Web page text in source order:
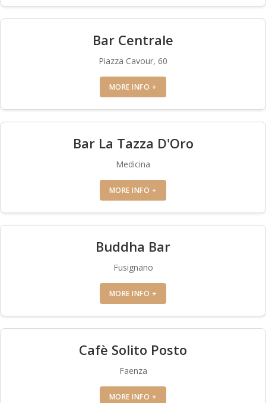
Bar Centrale
Piazza Cavour, 60
MORE INFO +
Bar La Tazza D'Oro
Medicina
MORE INFO +
Buddha Bar
Fusignano
MORE INFO +
Cafè Solito Posto
Faenza
MORE INFO +